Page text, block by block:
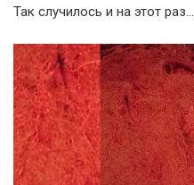
Так случилось и на этот раз…